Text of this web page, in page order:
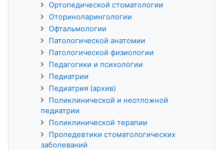
Ортопедической стоматологии
Оториноларингологии
Офтальмологии
Патологической анатомии
Патологической физиологии
Педагогики и психологии
Педиатрии
Педиатрия (архив)
Поликлинической и неотложной
педиатрии
Поликлинической терапии
Пропедевтики стоматологических
заболеваний